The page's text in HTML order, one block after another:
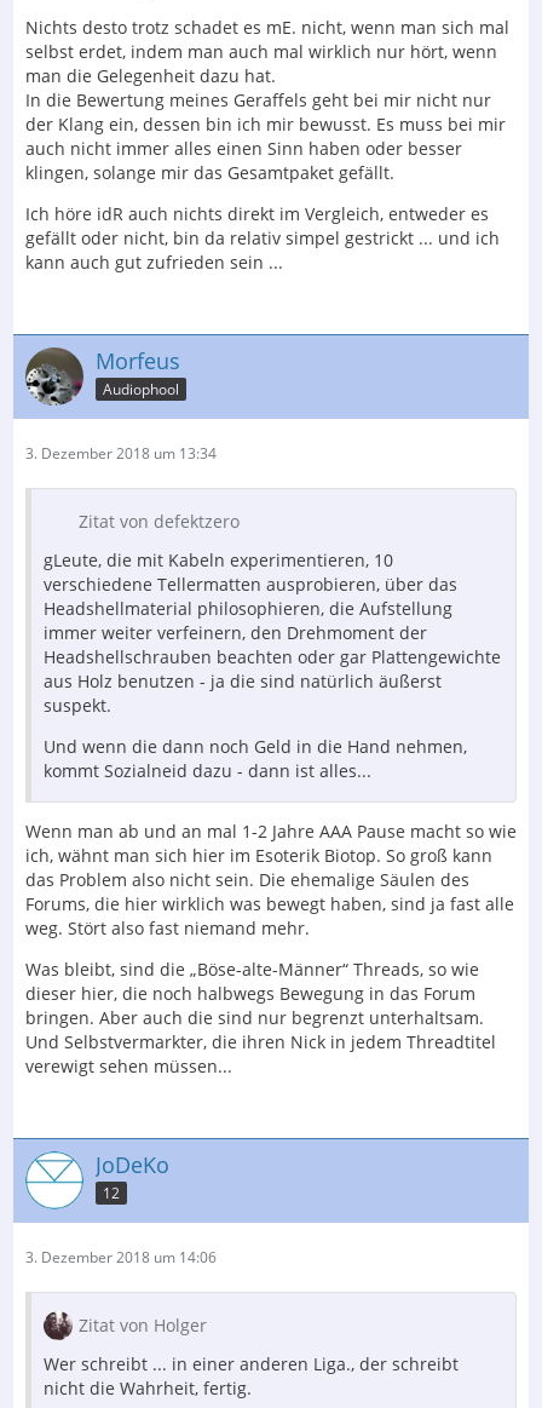
Nichts desto trotz schadet es mE. nicht, wenn man sich mal
selbst erdet, indem man auch mal wirklich nur hört, wenn
man die Gelegenheit dazu hat.
In die Bewertung meines Geraffels geht bei mir nicht nur
der Klang ein, dessen bin ich mir bewusst. Es muss bei mir
auch nicht immer alles einen Sinn haben oder besser
klingen, solange mir das Gesamtpaket gefällt.
Ich höre idR auch nichts direkt im Vergleich, entweder es
gefällt oder nicht, bin da relativ simpel gestrickt ... und ich
kann auch gut zufrieden sein ...
Morfeus
Audiophool
3. Dezember 2018 um 13:34
Zitat von defektzero
gLeute, die mit Kabeln experimentieren, 10
verschiedene Tellermatten ausprobieren, über das
Headshellmaterial philosophieren, die Aufstellung
immer weiter verfeinern, den Drehmoment der
Headshellschrauben beachten oder gar Plattengewichte
aus Holz benutzen - ja die sind natürlich äußerst
suspekt.
Und wenn die dann noch Geld in die Hand nehmen,
kommt Sozialneid dazu - dann ist alles...
Wenn man ab und an mal 1-2 Jahre AAA Pause macht so wie
ich, wähnt man sich hier im Esoterik Biotop. So groß kann
das Problem also nicht sein. Die ehemalige Säulen des
Forums, die hier wirklich was bewegt haben, sind ja fast alle
weg. Stört also fast niemand mehr.
Was bleibt, sind die „Böse-alte-Männer“ Threads, so wie
dieser hier, die noch halbwegs Bewegung in das Forum
bringen. Aber auch die sind nur begrenzt unterhaltsam.
Und Selbstvermarkter, die ihren Nick in jedem Threadtitel
verewigt sehen müssen...
JoDeKo
12
3. Dezember 2018 um 14:06
Zitat von Holger
Wer schreibt ... in einer anderen Liga., der schreibt
nicht die Wahrheit, fertig.